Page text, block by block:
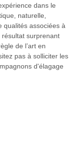
dans le
naturelle,
qualités associées à
résultat surprenant
de l’art en
pas à solliciter les
d'élagage